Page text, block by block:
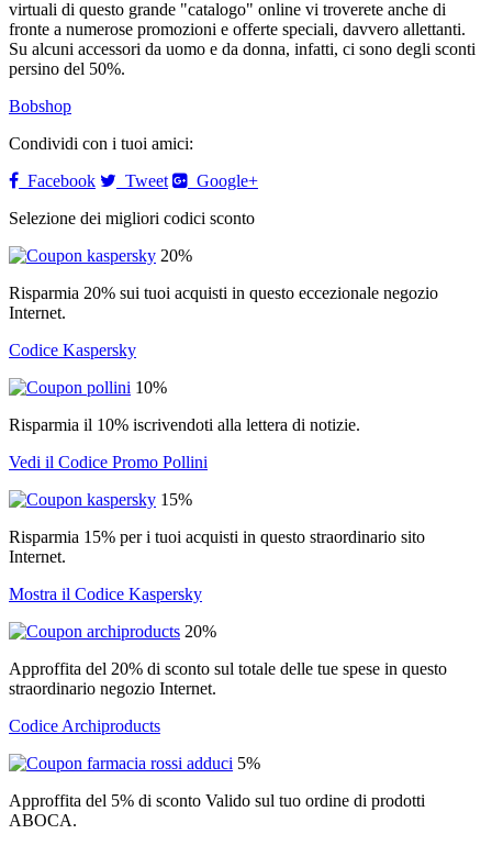
virtuali di questo grande "catalogo" online vi troverete anche di
fronte a numerose promozioni e offerte speciali, davvero allettanti.
Su alcuni accessori da uomo e da donna, infatti, ci sono degli sconti
persino del 50%.
Bobshop
Condividi con i tuoi amici:
Facebook
Tweet
Google+
Selezione dei migliori codici sconto
20%
Risparmia 20% sui tuoi acquisti in questo eccezionale negozio
Internet.
Codice Kaspersky
10%
Risparmia il 10% iscrivendoti alla lettera di notizie.
Vedi il Codice Promo Pollini
15%
Risparmia 15% per i tuoi acquisti in questo straordinario sito
Internet.
Mostra il Codice Kaspersky
20%
Approffita del 20% di sconto sul totale delle tue spese in questo
straordinario negozio Internet.
Codice Archiproducts
5%
Approffita del 5% di sconto Valido sul tuo ordine di prodotti
ABOCA.